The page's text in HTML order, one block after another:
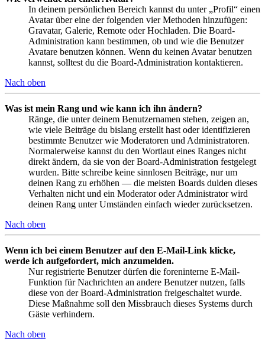
In deinem persönlichen Bereich kannst du unter „Profil“ einen
Avatar über eine der folgenden vier Methoden hinzufügen:
Gravatar, Galerie, Remote oder Hochladen. Die Board-
Administration kann bestimmen, ob und wie die Benutzer
Avatare benutzen können. Wenn du keinen Avatar benutzen
kannst, solltest du die Board-Administration kontaktieren.
Nach oben
Was ist mein Rang und wie kann ich ihn ändern?
Ränge, die unter deinem Benutzernamen stehen, zeigen an,
wie viele Beiträge du bislang erstellt hast oder identifizieren
bestimmte Benutzer wie Moderatoren und Administratoren.
Normalerweise kannst du den Wortlaut eines Ranges nicht
direkt ändern, da sie von der Board-Administration festgelegt
wurden. Bitte schreibe keine sinnlosen Beiträge, nur um
deinen Rang zu erhöhen — die meisten Boards dulden dieses
Verhalten nicht und ein Moderator oder Administrator wird
deinen Rang unter Umständen einfach wieder zurücksetzen.
Nach oben
Wenn ich bei einem Benutzer auf den E-Mail-Link klicke,
werde ich aufgefordert, mich anzumelden.
Nur registrierte Benutzer dürfen die foreninterne E-Mail-
Funktion für Nachrichten an andere Benutzer nutzen, falls
diese von der Board-Administration freigeschaltet wurde.
Diese Maßnahme soll den Missbrauch dieses Systems durch
Gäste verhindern.
Nach oben